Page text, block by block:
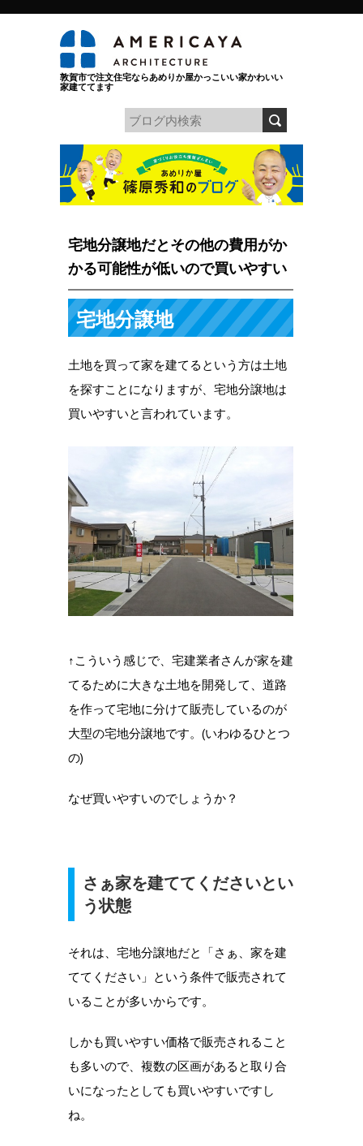
敦賀市で注文住宅ならあめりか屋かっこいい家かわいい
家建ててます
宅地分譲地だとその他の費用がか
かる可能性が低いので買いやすい
宅地分譲地
土地を買って家を建てるという方は土地
を探すことになりますが、宅地分譲地は
買いやすいと言われています。
↑こういう感じで、宅建業者さんが家を建
てるために大きな土地を開発して、道路
を作って宅地に分けて販売しているのが
大型の宅地分譲地です。(いわゆるひとつ
の)
なぜ買いやすいのでしょうか？
さぁ家を建ててくださいとい
う状態
それは、宅地分譲地だと「さぁ、家を建
ててください」という条件で販売されて
いることが多いからです。
しかも買いやすい価格で販売されること
も多いので、複数の区画があると取り合
いになったとしても買いやすいですし
ね。